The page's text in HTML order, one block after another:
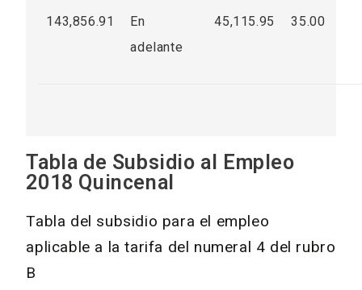
143,856.91
En
adelante
45,115.95 35.00
Tabla de Subsidio al Empleo
2018 Quincenal
Tabla del subsidio para el empleo
aplicable a la tarifa del numeral 4 del rubro
B